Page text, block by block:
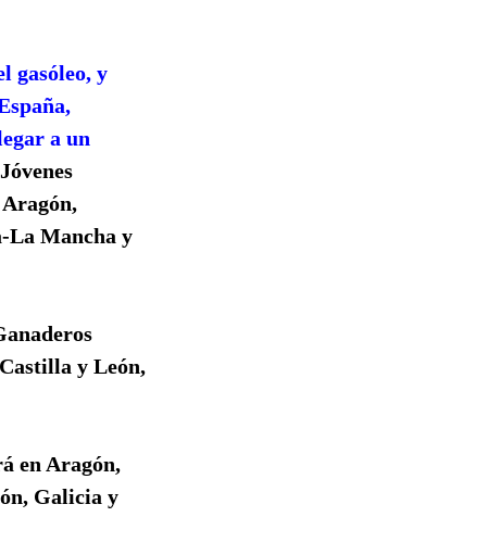
gasóleo, y
a un
La Mancha y
y León,
en Aragón,
Galicia y